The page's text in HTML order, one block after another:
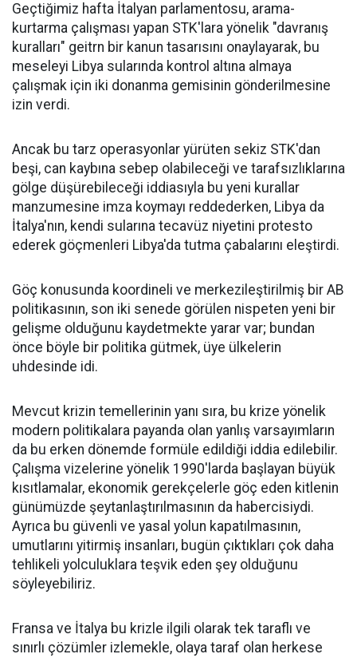
Geçtiğimiz hafta İtalyan parlamentosu, arama-
kurtarma çalışması yapan STK'lara yönelik "davranış
kuralları" geitrn bir kanun tasarısını onaylayarak, bu
meseleyi Libya sularında kontrol altına almaya
çalışmak için iki donanma gemisinin gönderilmesine
izin verdi.
Ancak bu tarz operasyonlar yürüten sekiz STK'dan
beşi, can kaybına sebep olabileceği ve tarafsızlıklarına
gölge düşürebileceği iddiasıyla bu yeni kurallar
manzumesine imza koymayı reddederken, Libya da
İtalya'nın, kendi sularına tecavüz niyetini protesto
ederek göçmenleri Libya'da tutma çabalarını eleştirdi.
Göç konusunda koordineli ve merkezileştirilmiş bir AB
politikasının, son iki senede görülen nispeten yeni bir
gelişme olduğunu kaydetmekte yarar var; bundan
önce böyle bir politika gütmek, üye ülkelerin
uhdesinde idi.
Mevcut krizin temellerinin yanı sıra, bu krize yönelik
modern politikalara payanda olan yanlış varsayımların
da bu erken dönemde formüle edildiği iddia edilebilir.
Çalışma vizelerine yönelik 1990'larda başlayan büyük
kısıtlamalar, ekonomik gerekçelerle göç eden kitlenin
günümüzde şeytanlaştırılmasının da habercisiydi.
Ayrıca bu güvenli ve yasal yolun kapatılmasının,
umutlarını yitirmiş insanları, bugün çıktıkları çok daha
tehlikeli yolculuklara teşvik eden şey olduğunu
söyleyebiliriz.
Fransa ve İtalya bu krizle ilgili olarak tek taraflı ve
sınırlı çözümler izlemekle, olaya taraf olan herkese